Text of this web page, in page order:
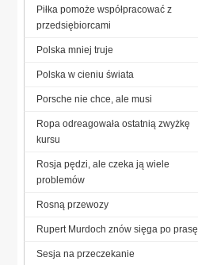
Piłka pomoże współpracować z
przedsiębiorcami
Polska mniej truje
Polska w cieniu świata
Porsche nie chce, ale musi
Ropa odreagowała ostatnią zwyżkę
kursu
Rosja pędzi, ale czeka ją wiele
problemów
Rosną przewozy
Rupert Murdoch znów sięga po prasę
Sesja na przeczekanie